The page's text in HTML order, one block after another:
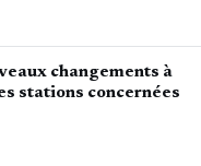
changements à
stations concernées